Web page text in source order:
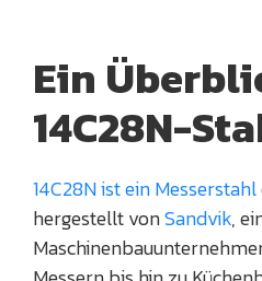
Ein
14C28N-
14C28N ist ein Messerstahl
hergestellt vonSandvik,